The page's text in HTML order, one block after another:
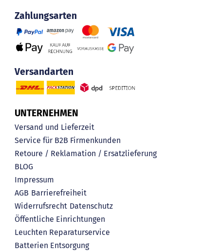
Zahlungsarten
Versandarten
UNTERNEHMEN
Versand und Lieferzeit
Service für B2B Firmenkunden
Retoure / Reklamation / Ersatzlieferung
BLOG
Impressum
AGB Barrierefreiheit
Widerrufsrecht Datenschutz
Öffentliche Einrichtungen
Leuchten Reparaturservice
Batterien Entsorgung